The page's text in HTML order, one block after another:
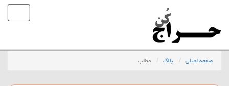
صفحه اصلی بلاگ مطلب